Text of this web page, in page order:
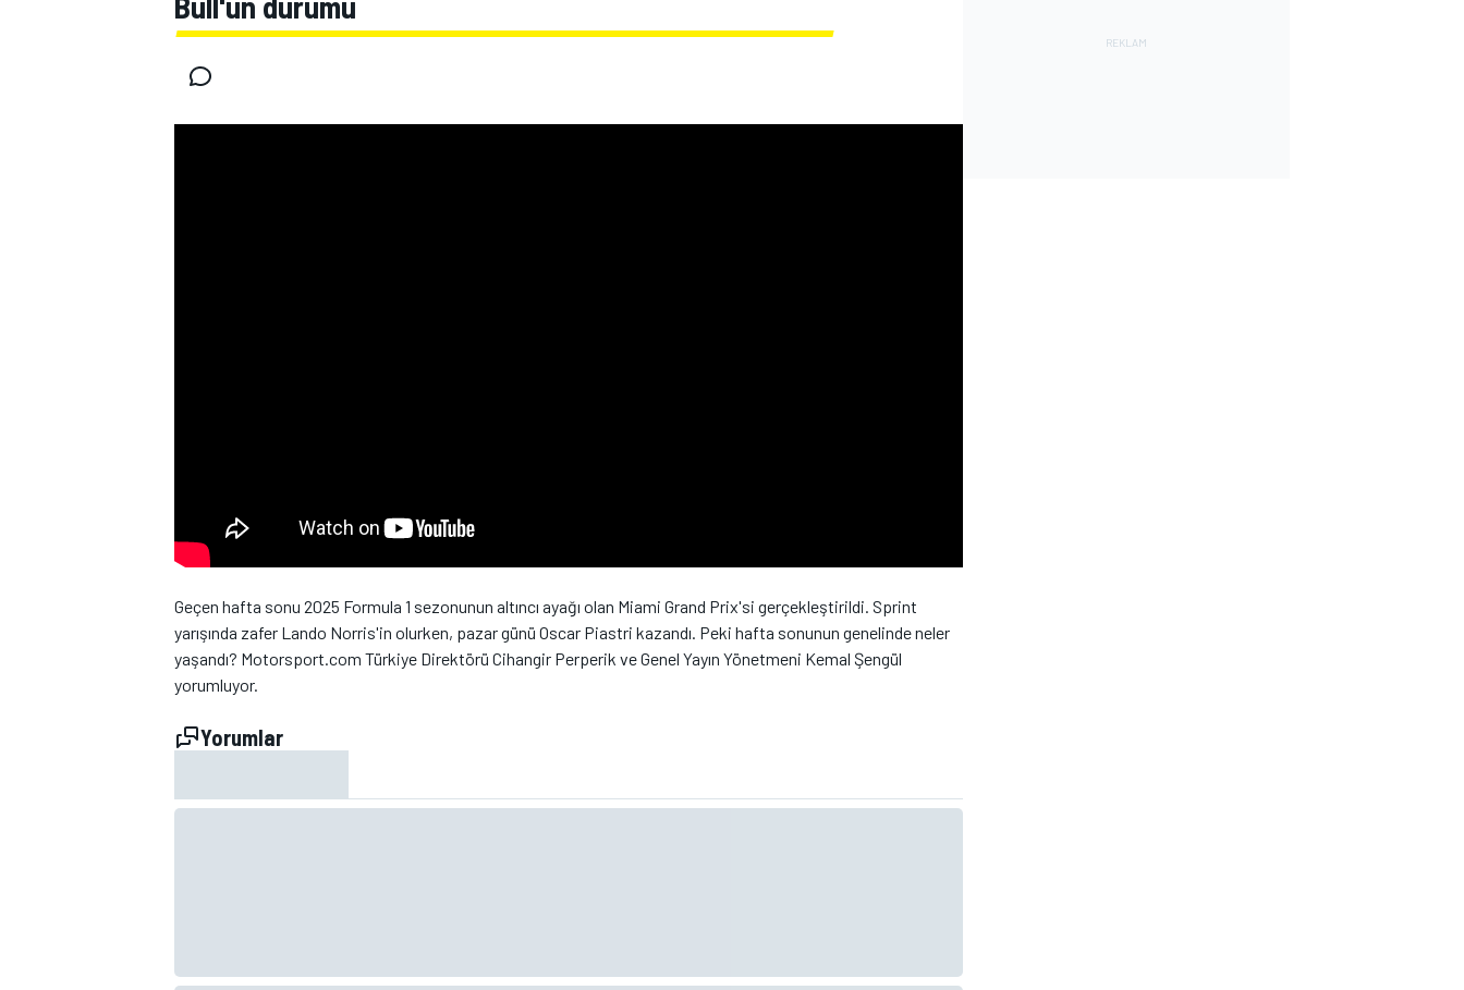
MOTOGP
WRC
Geçen hafta sonu 2025 Formula 1 sezonunun altıncı ayağı olan Miami Grand Prix'si gerçekleştirildi. Sprint
yarışında zafer Lando Norris'in olurken, pazar günü Oscar Piastri kazandı. Peki hafta sonunun genelinde neler
yaşandı? Motorsport.com Türkiye Direktörü Cihangir Perperik ve Genel Yayın Yönetmeni Kemal Şengül
yorumluyor.
Yorumlar